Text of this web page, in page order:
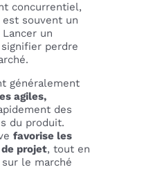
concurrentiel,
est souvent un
un
perdre
généralement
agiles,
des
du produit.
favorise les
projet, tout en
le marché